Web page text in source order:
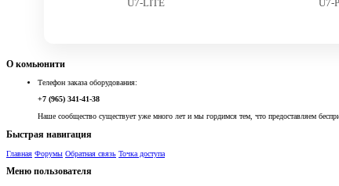
U7-LITE U7-
О комьюнити
Телефон заказа оборудования:
+7 (965) 341-41-38
Наше сообщество существует уже много лет и мы гордимся тем, что предоставляем
Быстрая навигация
Главная Форумы Обратная связь Точка доступа
Меню пользователя